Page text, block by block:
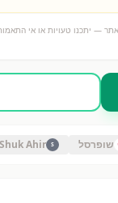
— יתכנו טעויות או אי
שופרסל S
Shuk Ahir